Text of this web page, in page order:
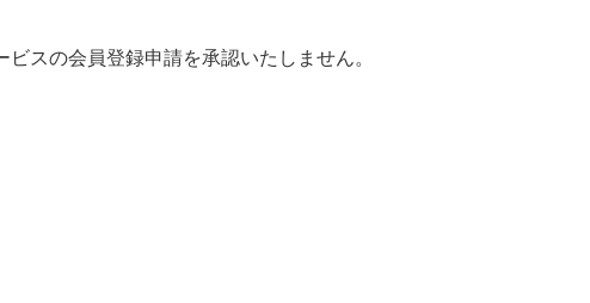
スの会員登録申請を承認いたしません。